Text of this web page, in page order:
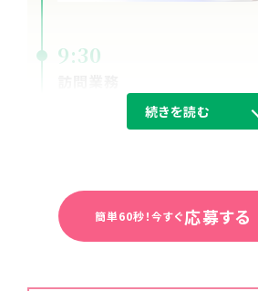
続きを読む
9:30
簡単60秒！今すぐ応募する